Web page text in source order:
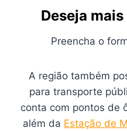
Deseja
Preencha o
A região também
para transporte
conta com pontos de
além da Estação de